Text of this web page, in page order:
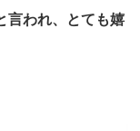
言われ、とても嬉